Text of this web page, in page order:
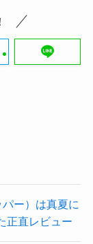
ー）は真夏に
正直レビュー